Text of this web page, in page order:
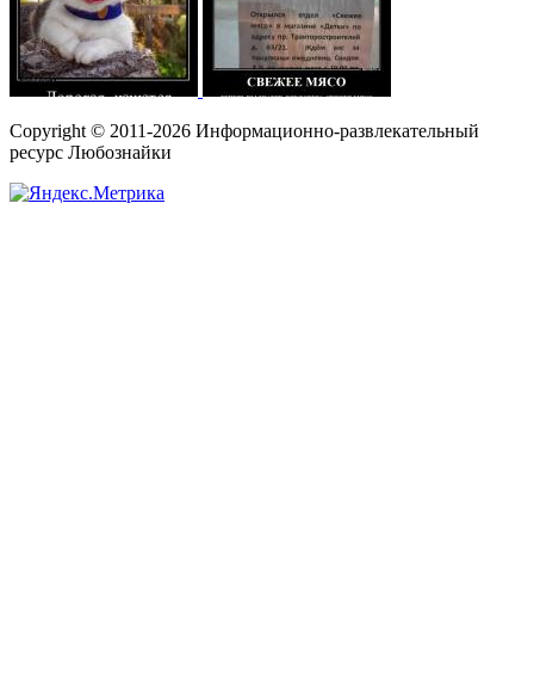
Copyright © 2011-2026 Информационно-развлекательный
ресурс Любознайки